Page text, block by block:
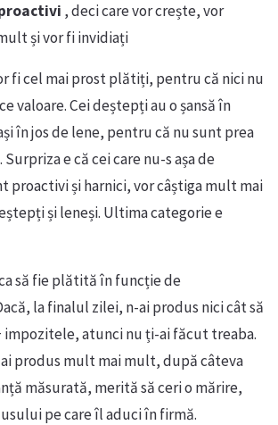
, deci care vor crește, vor
și vor fi invidiați
fi cel mai prost plătiți, pentru că nici nu
valoare. Cei deștepți au o șansă în
în jos de lene, pentru că nu sunt prea
e că cei care nu-s așa de
proactivi și harnici, vor câștiga mult mai
și leneși. Ultima categorie e
să fie plătită în funcție de
la finalul zilei, n-ai produs nici cât să
impozitele, atunci nu ți-ai făcut treaba.
produs mult mai mult, după câteva
măsurată, merită să ceri o mărire,
pe care îl aduci în firmă.